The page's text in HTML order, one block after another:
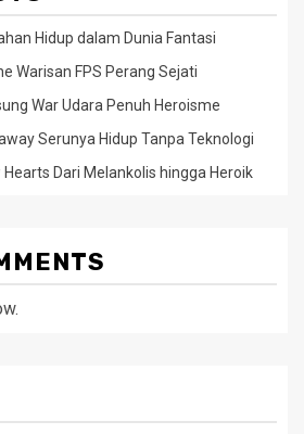
Hidup dalam Dunia Fantasi
Warisan FPS Perang Sejati
War Udara Penuh Heroisme
Serunya Hidup Tanpa Teknologi
Dari Melankolis hingga Heroik